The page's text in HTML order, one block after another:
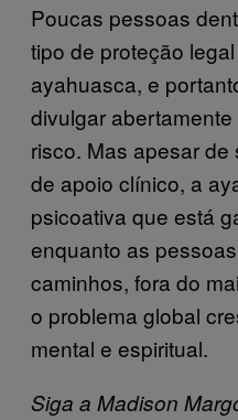
Poucas pessoas
tipo de proteção
ayahuasca, e
divulgar
risco. Mas apesar
de apoio clínico, a
psicoativa que está
enquanto as
caminhos, fora do
o problema global
mental e espiritual.
Siga a Madison